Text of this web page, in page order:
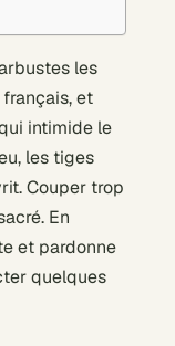
les
et
intimide le
les tiges
Couper trop
En
et pardonne
quelques